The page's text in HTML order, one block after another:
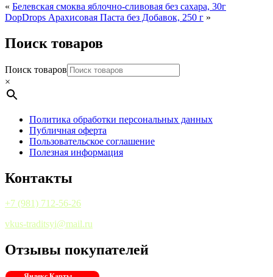
« Белевская смоква яблочно-сливовая без сахара, 30г
DopDrops Арахисовая Паста без Добавок, 250 г »
Поиск товаров
Поиск товаров
×
Политика обработки персональных данных
Публичная оферта
Пользовательское соглашение
Полезная информация
Контакты
+7 (981) 712-56-26
vkus-traditsyi@mail.ru
Отзывы покупателей